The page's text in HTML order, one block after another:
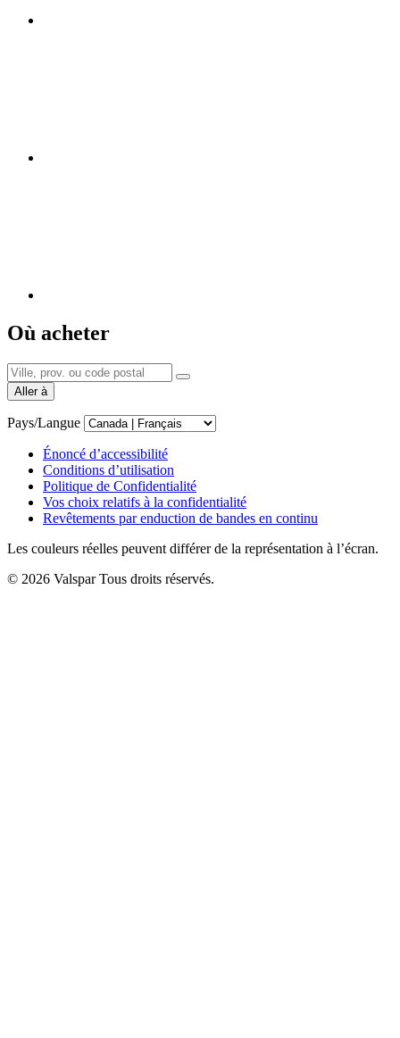
Où acheter
Aller à
Pays/Langue
Énoncé d’accessibilité
Conditions d’utilisation
Politique de Confidentialité
Vos choix relatifs à la confidentialité
Revêtements par enduction de bandes en continu
Les couleurs réelles peuvent différer de la représentation à l’écran.
© 2026 Valspar Tous droits réservés.